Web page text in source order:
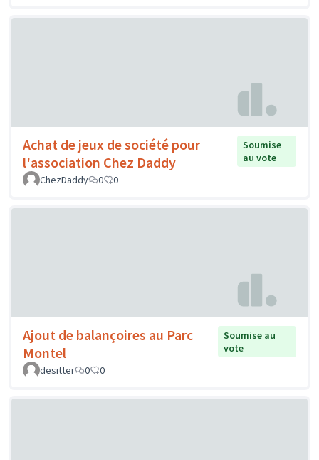
Achat de jeux de société pour
l'association Chez Daddy
Soumise
au vote
ChezDaddy
0 0
Ajout de balançoires au Parc
Montel
Soumise au
vote
desitter
0 0